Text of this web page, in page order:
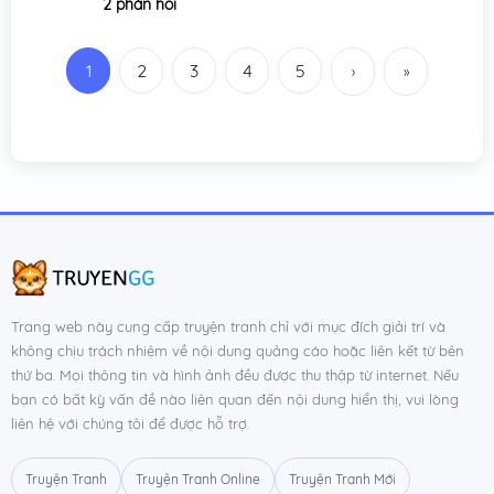
Chương 157
Chương 156 20/07/2025
Chương 155 19/07/2025
Chương 151
Chương 149 13/07/2025
Chương 148 12/07/2025
Chương 146 08/07/2025
2 phản hồi
1 2 3 4 5 › »
Trang web này cung cấp truyện tranh chỉ với mục đích giải trí và
không chịu trách nhiệm về nội dung quảng cáo hoặc liên kết từ bên
thứ ba. Mọi thông tin và hình ảnh đều được thu thập từ internet. Nếu
bạn có bất kỳ vấn đề nào liên quan đến nội dung hiển thị, vui lòng
liên hệ với chúng tôi để được hỗ trợ.
Truyện Tranh Truyện Tranh Online Truyện Tranh Mới